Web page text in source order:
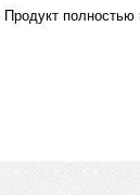
Продукт полностью